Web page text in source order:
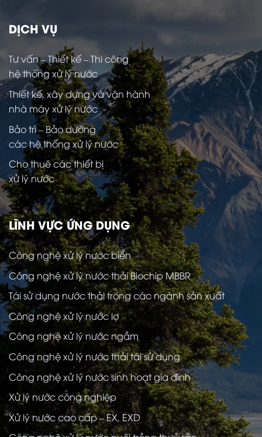
DỊCH VỤ
Tư vấn – Thiết kế – Thi công
hệ thống xử lý nước
Thiết kế, xây dựng và vận hành
nhà máy xử lý nước
Bảo trì – Bảo dưỡng
các hệ thống xử lý nước
Cho thuê các thiết bị
xử lý nước
LĨNH VỰC ỨNG DỤNG
Công nghệ xử lý nước biển
Công nghệ xử lý nước thải Biochip MBBR
Tái sử dụng nước thải trong các ngành sản xuất
Công nghệ xử lý nước lợ
Công nghệ xử lý nước ngầm
Công nghệ xử lý nước thải tái sử dụng
Công nghệ xử lý nước sinh hoạt gia đình
Xử lý nước công nghiệp
Xử lý nước cao cấp – EX, EXD